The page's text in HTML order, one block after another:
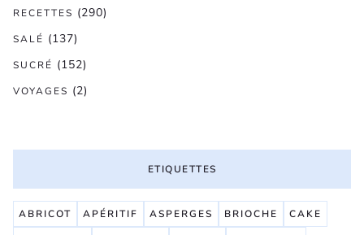
RECETTES (290)
SALÉ (137)
SUCRÉ (152)
VOYAGES (2)
ETIQUETTES
ABRICOT APÉRITIF ASPERGES BRIOCHE
CAKE